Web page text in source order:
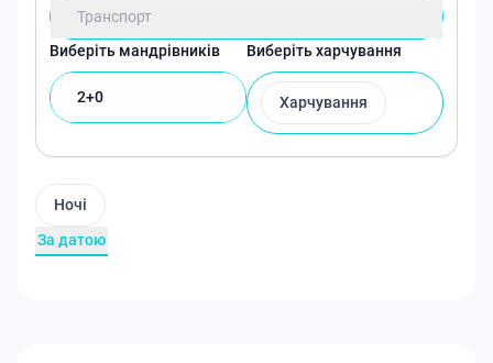
Транспорт
Виберіть мандрівників
2+0
Виберіть харчування
Харчування
Ночі
За датою